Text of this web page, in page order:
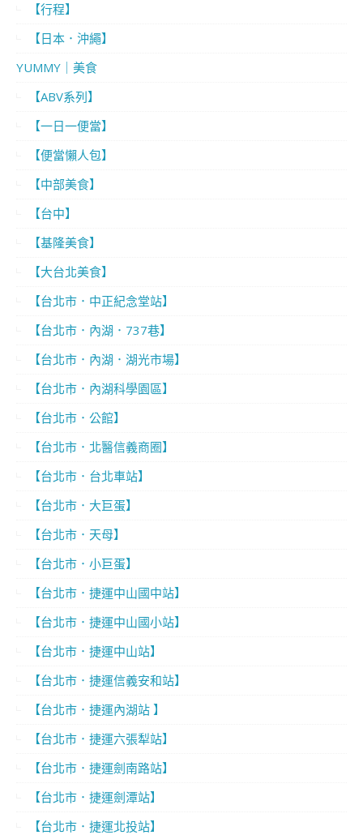
【行程】
【日本．沖繩】
YUMMY｜美食
【ABV系列】
【一日一便當】
【便當懶人包】
【中部美食】
【台中】
【基隆美食】
【大台北美食】
【台北市．中正紀念堂站】
【台北市．內湖．737巷】
【台北市．內湖．湖光市場】
【台北市．內湖科學園區】
【台北市．公館】
【台北市．北醫信義商圈】
【台北市．台北車站】
【台北市．大巨蛋】
【台北市．天母】
【台北市．小巨蛋】
【台北市．捷運中山國中站】
【台北市．捷運中山國小站】
【台北市．捷運中山站】
【台北市．捷運信義安和站】
【台北市．捷運內湖站 】
【台北市．捷運六張犁站】
【台北市．捷運劍南路站】
【台北市．捷運劍潭站】
【台北市．捷運北投站】